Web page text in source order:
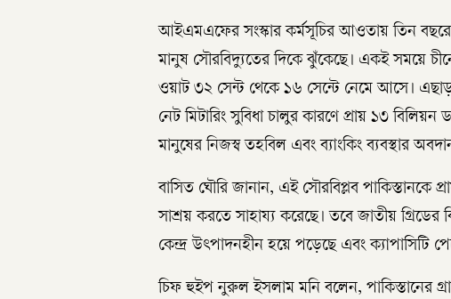
আইএমএফের সংস্কার কর্মসূচির আওতায় তিন বছরে
মানুষ সৌরবিদ্যুতের দিকে ঝুঁকেছে। একই সময়ে
ওয়াট ৩২ সেন্ট থেকে ১৬ সেন্টে নেমে আসে।
নেট মিটারিং সুবিধা চালুর কারণে প্রায় ১৩
মানুষের নিজস্ব তহবিল এবং ব্যাংকিং ব্যবস্থার
বাসিত ঘৌরি জানান, এই সৌরবিপ্লব পাকিস্তানকে
সাশ্রয় করতে সাহায্য করেছে। তবে জাতীয় গ্রিডের
কেন্দ্র উৎপাদনহীন হয়ে পড়েছে এবং ক্যাপাসিটি
চিফ হুইপ নুরুল ইসলাম মনি বলেন, পাকিস্তানের